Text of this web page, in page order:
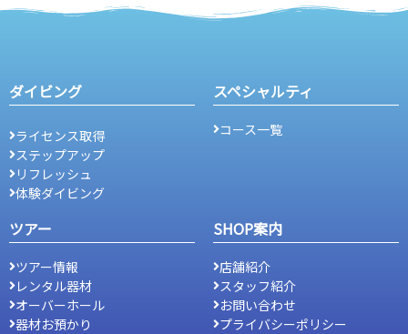
ダイビング
ライセンス取得
ステップアップ
リフレッシュ
体験ダイビング
スペシャルティ
コース一覧
ツアー
ツアー情報
レンタル器材
オーバーホール
器材お預かり
SHOP案内
店舗紹介
スタッフ紹介
お問い合わせ
プライバシーポリシー